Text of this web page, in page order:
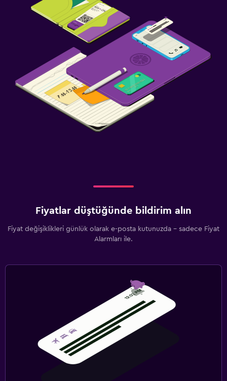
Fiyatlar düştüğünde bildirim alın
Fiyat değişiklikleri günlük olarak e-posta kutunuzda - sadece Fiyat
Alarmları ile.